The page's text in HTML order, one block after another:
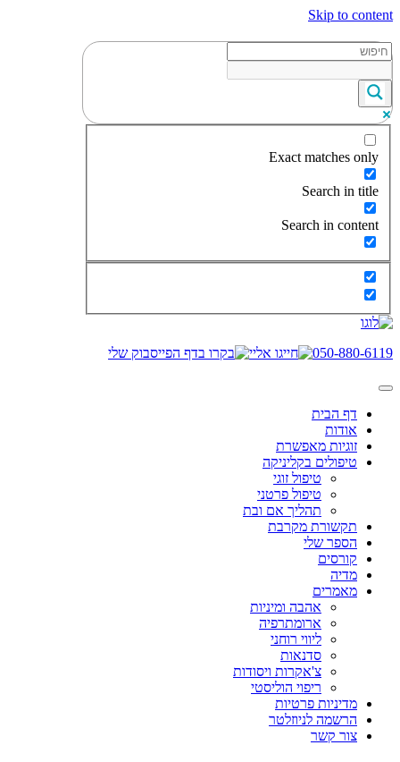
Skip to content
Exact matches only
Search in title
Search in content
050-880-6119
דף הבית
אודות
זוגיות מאפשרת
טיפולים בקליניקה
טיפול זוגי
טיפול פרטני
תהליך אם ובת
תקשורת מקרבת
הספר שלי
קורסים
מדיה
מאמרים
אהבה ומיניות
ארומתרפיה
ליווי רוחני
סדנאות
צ'אקרות ויסודות
ריפוי הוליסטי
מדיניות פרטיות
הרשמה לניוזלטר
צור קשר